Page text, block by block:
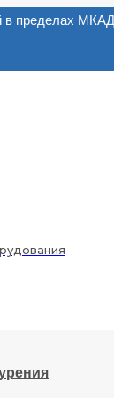
в пределах